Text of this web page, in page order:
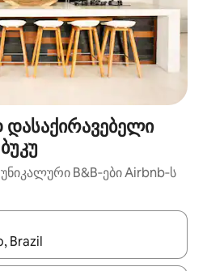
B&B‑ები Airbnb‑ს
გახდება, ნავიგაციისთვის